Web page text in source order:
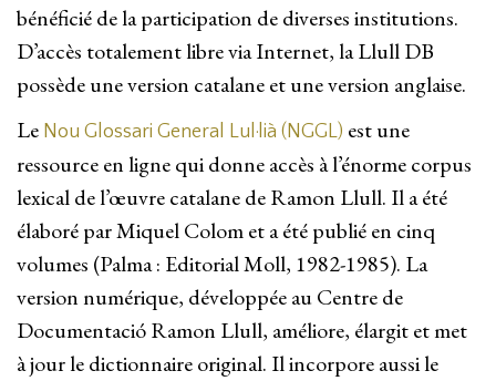
bénéficié de la participation de diverses institutions.
D’accès totalement libre via Internet, la Llull DB
possède une version catalane et une version anglaise.
Le Nou Glossari General Lul·lià (NGGL) est une
ressource en ligne qui donne accès à l’énorme corpus
lexical de l’œuvre catalane de Ramon Llull. Il a été
élaboré par Miquel Colom et a été publié en cinq
volumes (Palma : Editorial Moll, 1982-1985). La
version numérique, développée au Centre de
Documentació Ramon Llull, améliore, élargit et met
à jour le dictionnaire original. Il incorpore aussi le